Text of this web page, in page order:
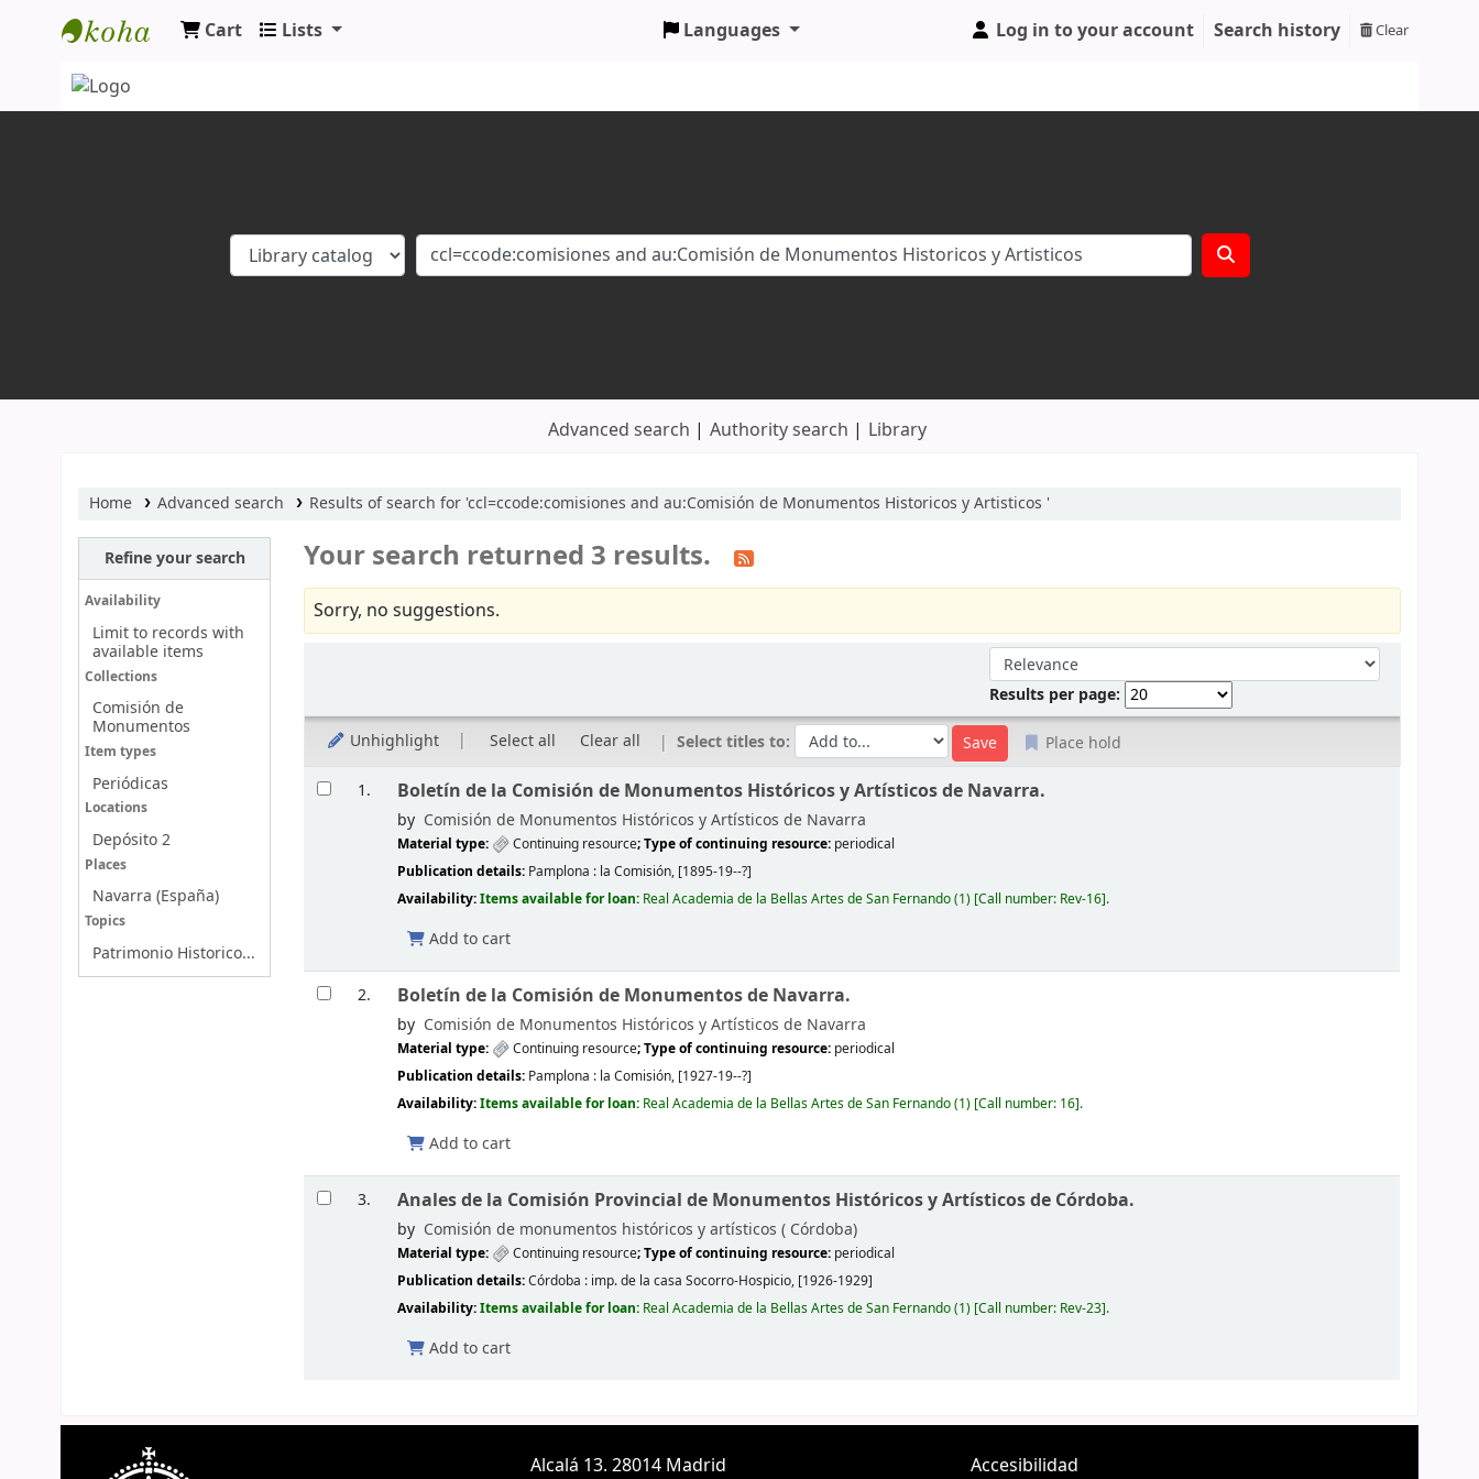
Koha online
Cart Lists Languages Log in to your account Search history Clear
Advanced search Authority search Library
Home Advanced search Results of search for 'ccl=ccode:comisiones and au:Comisión de Monumentos Historicos y Artisticos '
Refine your search
Availability
Limit to records with
available items
Collections
Comisión de
Monumentos
Item types
Periódicas
Locations
Depósito 2
Places
Navarra (España)
Topics
Patrimonio Historico...
Your search returned 3 results.
Sorry, no suggestions.
Sort by:
Results per page:
Unhighlight Select all Clear all Select titles to: Place hold
Results
1. Boletín de la Comisión de Monumentos Históricos y Artísticos de Navarra.
by Comisión de Monumentos Históricos y Artísticos de Navarra
Material type: Continuing resource; Type of continuing resource: periodical
Publication details: Pamplona : la Comisión, [1895-19--?]
Availability:Items available for loan: Real Academia de la Bellas Artes de San Fernando(1) Call number: Rev-16 .
Add to cart
2. Boletín de la Comisión de Monumentos de Navarra.
by Comisión de Monumentos Históricos y Artísticos de Navarra
Material type: Continuing resource; Type of continuing resource: periodical
Publication details: Pamplona : la Comisión, [1927-19--?]
Availability:Items available for loan: Real Academia de la Bellas Artes de San Fernando(1) Call number: 16 .
Add to cart
3. Anales de la Comisión Provincial de Monumentos Históricos y Artísticos de Córdoba.
by Comisión de monumentos históricos y artísticos (Córdoba)
Material type: Continuing resource; Type of continuing resource: periodical
Publication details:Córdoba : imp. de la casa Socorro-Hospicio, [1926-1929]
Availability:Items available for loan: Real Academia de la Bellas Artes de San Fernando(1) Call number: Rev-23 .
Add to cart
Alcalá 13. 28014 Madrid Accesibilidad